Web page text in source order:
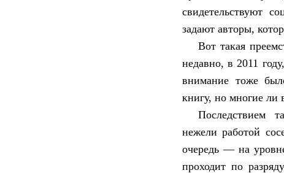
свидетельствуют
задают авторы,
Вот такая
недавно, в 2011
внимание тоже
книгу, но многие ли
Последствием
нежели работой
очередь — на
проходит по